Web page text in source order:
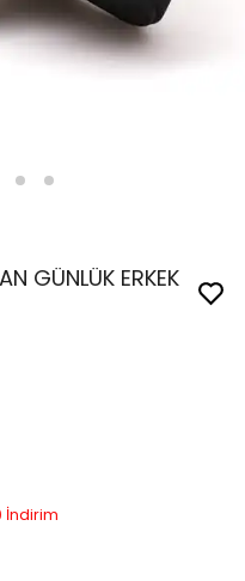
GÜNLÜK ERKEK
İndirim